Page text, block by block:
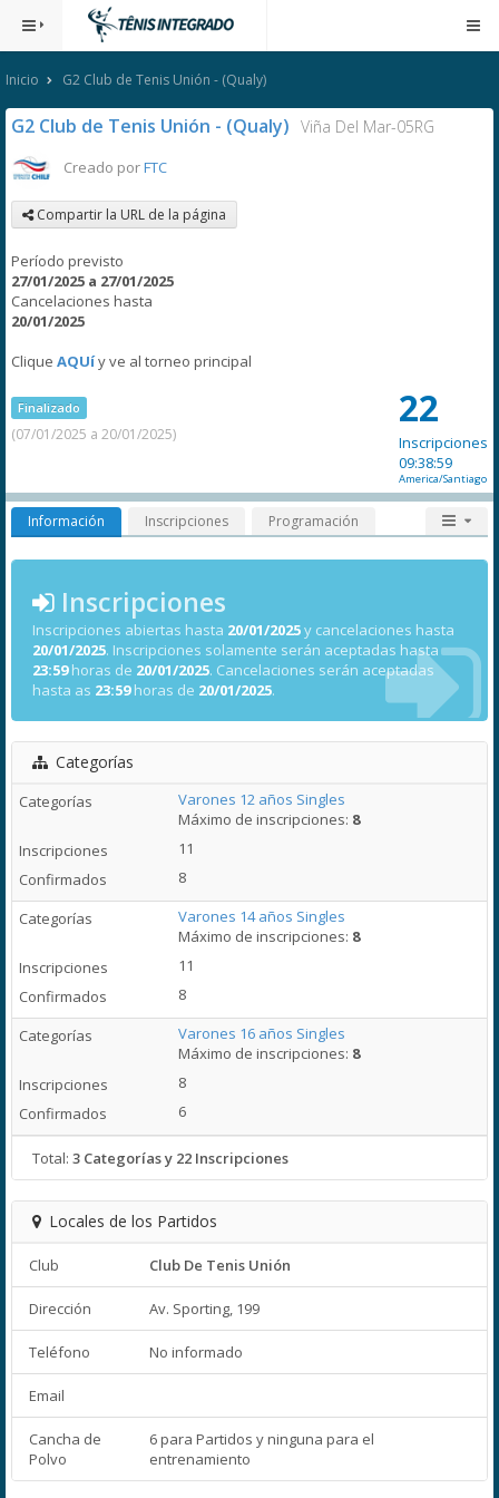
Inicio G2 Club de Tenis Unión - (Qualy)
G2 Club de Tenis Unión - (Qualy) Viña Del Mar-05RG
Creado porFTC
Compartir la URL de la página
Período previsto
27/01/2025 a 27/01/2025
Cancelaciones hasta
20/01/2025
Clique AQUíy ve al torneo principal
Finalizado
(07/01/2025 a 20/01/2025)
22
Inscripciones
09:38:59
America/Santiago
Información Inscripciones Programación
Inscripciones
Inscripciones abiertas hasta 20/01/2025y cancelaciones hasta
20/01/2025. Inscripciones solamente serán aceptadas hasta
23:59horas de 20/01/2025. Cancelaciones serán aceptadas
hasta as 23:59horas de 20/01/2025.
Categorías
Varones 12 años Singles
Máximo de inscripciones: 8
11
8
Varones 14 años Singles
Máximo de inscripciones: 8
11
8
Varones 16 años Singles
Máximo de inscripciones: 8
8
6
Total: 3 Categorías y 22 Inscripciones
Locales de los Partidos
Club Club De Tenis Unión
Dirección Av. Sporting, 199
Teléfono No informado
Email
Cancha de
Polvo
6 para Partidos y ninguna para el
entrenamiento